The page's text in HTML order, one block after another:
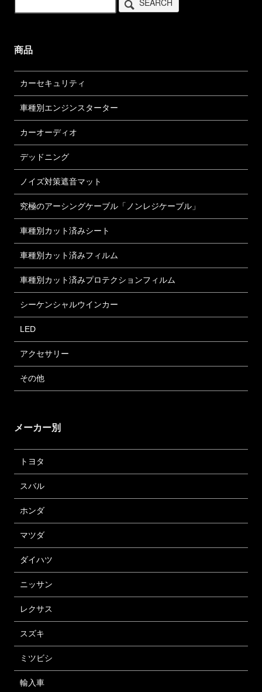
SEARCH
商品
カーセキュリティ
車種別エンジンスターター
カーオーディオ
デッドニング
ノイズ対策遮音マット
究極のアーシングケーブル「ノンレジケーブル」
車種別カット済みシート
車種別カット済みフィルム
車種別カット済みプロテクションフィルム
シーケンシャルウインカー
LED
アクセサリー
その他
メーカー別
トヨタ
スバル
ホンダ
マツダ
ダイハツ
ニッサン
レクサス
スズキ
ミツビシ
輸入車